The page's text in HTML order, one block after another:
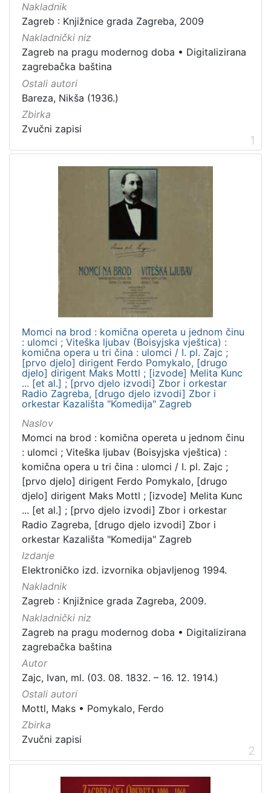
Vrsta
građe
zvučna građa - glazbena
Nakladnik
Zagreb : Knjižnice grada Zagreba, 2009
Nakladnički niz
Zagreb na pragu modernog doba • Digitalizirana
zagrebačka baština
Ostali autori
Bareza, Nikša (1936.)
Zbirka
Zvučni zapisi
1
Momci na brod : komična opereta u jednom činu
: ulomci ; Viteška ljubav (Boisyjska vještica) :
komična opera u tri čina : ulomci / I. pl. Zajc ;
[prvo djelo] dirigent Ferdo Pomykalo, [drugo
djelo] dirigent Maks Mottl ; [izvode] Melita Kunc
... [et al.] ; [prvo djelo izvodi] Zbor i orkestar
Radio Zagreba, [drugo djelo izvodi] Zbor i
orkestar Kazališta "Komedija" Zagreb
Naslov
Momci na brod : komična opereta u jednom činu
: ulomci ; Viteška ljubav (Boisyjska vještica) :
komična opera u tri čina : ulomci / I. pl. Zajc ;
[prvo djelo] dirigent Ferdo Pomykalo, [drugo
djelo] dirigent Maks Mottl ; [izvode] Melita Kunc
... [et al.] ; [prvo djelo izvodi] Zbor i orkestar
Radio Zagreba, [drugo djelo izvodi] Zbor i
orkestar Kazališta "Komedija" Zagreb
Izdanje
Elektroničko izd. izvornika objavljenog 1994.
Nakladnik
Zagreb : Knjižnice grada Zagreba, 2009.
Nakladnički niz
Zagreb na pragu modernog doba • Digitalizirana
zagrebačka baština
Autor
Zajc, Ivan, ml. (03. 08. 1832. – 16. 12. 1914.)
Ostali autori
Mottl, Maks • Pomykalo, Ferdo
Zbirka
Zvučni zapisi
2